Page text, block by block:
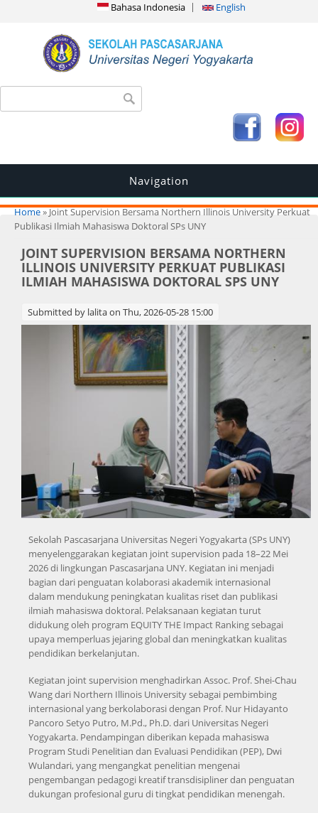
Bahasa Indonesia English
Search form
Navigation
You are here
Home» Joint Supervision Bersama Northern Illinois University Perkuat
Publikasi Ilmiah Mahasiswa Doktoral SPs UNY
JOINT SUPERVISION BERSAMA NORTHERN
ILLINOIS UNIVERSITY PERKUAT PUBLIKASI
ILMIAH MAHASISWA DOKTORAL SPS UNY
Submitted by lalitaon Thu, 2026-05-28 15:00
Sekolah Pascasarjana Universitas Negeri Yogyakarta (SPs UNY)
menyelenggarakan kegiatan joint supervision pada 18–22 Mei
2026 di lingkungan Pascasarjana UNY. Kegiatan ini menjadi
bagian dari penguatan kolaborasi akademik internasional
dalam mendukung peningkatan kualitas riset dan publikasi
ilmiah mahasiswa doktoral. Pelaksanaan kegiatan turut
didukung oleh program EQUITY THE Impact Ranking sebagai
upaya memperluas jejaring global dan meningkatkan kualitas
pendidikan berkelanjutan.
Kegiatan joint supervision menghadirkan Assoc. Prof. Shei-Chau
Wang dari Northern Illinois University sebagai pembimbing
internasional yang berkolaborasi dengan Prof. Nur Hidayanto
Pancoro Setyo Putro, M.Pd., Ph.D. dari Universitas Negeri
Yogyakarta. Pendampingan diberikan kepada mahasiswa
Program Studi Penelitian dan Evaluasi Pendidikan (PEP), Dwi
Wulandari, yang mengangkat penelitian mengenai
pengembangan pedagogi kreatif transdisipliner dan penguatan
dukungan profesional guru di tingkat pendidikan menengah.